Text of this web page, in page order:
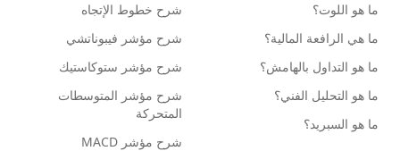
ما هو اللوت؟
ما هي الرافعة المالية؟
ما هو التداول بالهامش؟
ما هو التحليل الفني؟
ما هو السبريد؟
شرح خطوط الإتجاه
شرح مؤشر فيبوناتشي
شرح مؤشر ستوكاستيك
شرح مؤشر المتوسطات
المتحركة
شرح مؤشر MACD